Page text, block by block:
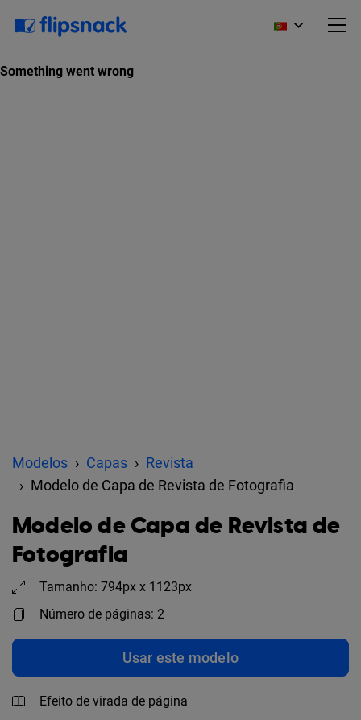
Modelos Capas
Revista
Modelo de Capa de Revista de Fotografia
Modelo de Capa de Revista de
Fotografia
Tamanho: 794px x 1123px
Número de páginas: 2
Usar este modelo
Efeito de virada de página